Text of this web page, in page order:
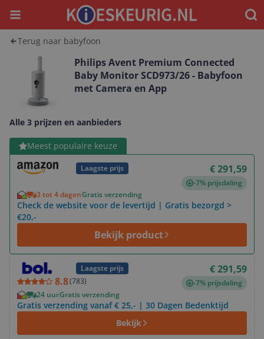
Menu
Terug naar babyfoon
Philips Avent Premium Connected
Baby Monitor SCD973/26 - Babyfoon
met Camera en App
Alle 3 prijzen en aanbieders
Meest populaire keuze
Laagste prijs € 291,59
-7% prijsdaling
3 tot 4 dagenGratis verzending
Check de website voor de levertijd | Gratis bezorgd >
€20,-
Bekijk product
Bekijk product
Laagste prijs
8.8(783)
€ 291,59
-7% prijsdaling
24 uurGratis verzending
Gratis verzending vanaf € 25,- | 30 Dagen Bedenktijd
Bekijk
Bekijk product